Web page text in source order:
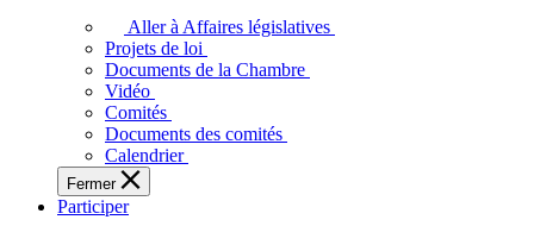
adopte
touchent
des
Ontariennes
et
Aller à Affaires législatives
Projets de loi
Documents de la Chambre
Vidéo
Comités
Documents des comités
Calendrier
Fermer
Participer